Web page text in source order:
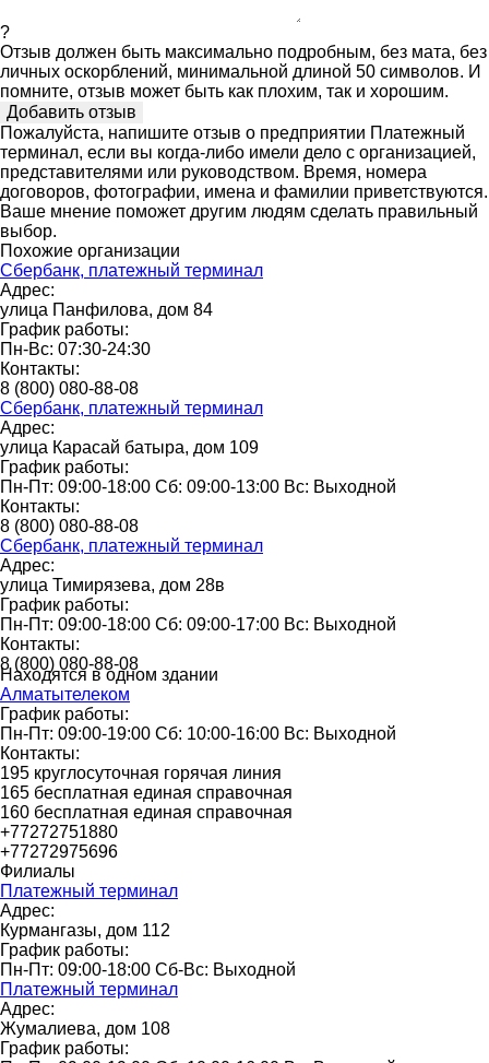
?
Отзыв должен быть максимально подробным, без мата, без
личных оскорблений, минимальной длиной 50 символов. И
помните, отзыв может быть как плохим, так и хорошим.
Пожалуйста, напишите отзыв о предприятии Платежный
терминал, если вы когда-либо имели дело с организацией,
представителями или руководством. Время, номера
договоров, фотографии, имена и фамилии приветствуются.
Ваше мнение поможет другим людям сделать правильный
выбор.
Похожие организации
Сбербанк, платежный терминал
Адрес:
улица Панфилова, дом 84
График работы:
Пн-Вс: 07:30-24:30
Контакты:
8 (800) 080-88-08
Сбербанк, платежный терминал
Адрес:
улица Карасай батыра, дом 109
График работы:
Пн-Пт: 09:00-18:00 Сб: 09:00-13:00 Вс: Выходной
Контакты:
8 (800) 080-88-08
Сбербанк, платежный терминал
Адрес:
улица Тимирязева, дом 28в
График работы:
Пн-Пт: 09:00-18:00 Сб: 09:00-17:00 Вс: Выходной
Контакты:
8 (800) 080-88-08
Находятся в одном здании
Алматытелеком
График работы:
Пн-Пт: 09:00-19:00 Сб: 10:00-16:00 Вс: Выходной
Контакты:
195 круглосуточная горячая линия
165 бесплатная единая справочная
160 бесплатная единая справочная
+77272751880
+77272975696
Филиалы
Платежный терминал
Адрес:
Курмангазы, дом 112
График работы:
Пн-Пт: 09:00-18:00 Сб-Вс: Выходной
Платежный терминал
Адрес:
Жумалиева, дом 108
График работы: